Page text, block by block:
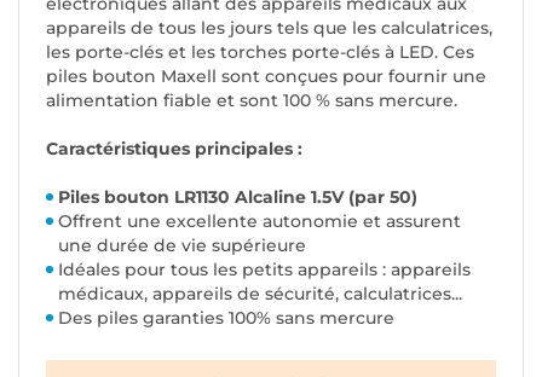
appareils de tous les jours tels que les calculatrices,
les porte-clés et les torches porte-clés à LED. Ces
piles bouton Maxell sont conçues pour fournir une
alimentation fiable et sont 100 % sans mercure.
Caractéristiques principales :
Piles bouton LR1130 Alcaline 1.5V (par 50)
Offrent une excellente autonomie et assurent
une durée de vie supérieure
Idéales pour tous les petits appareils : appareils
médicaux, appareils de sécurité, calculatrices...
Des piles garanties 100% sans mercure